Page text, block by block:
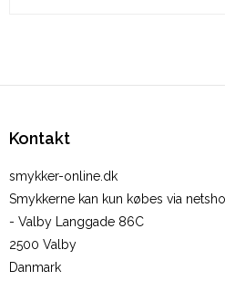
Kontakt
smykker-online.dk
Smykkerne kan kun købes via
- Valby Langgade 86C
2500 Valby
Danmark